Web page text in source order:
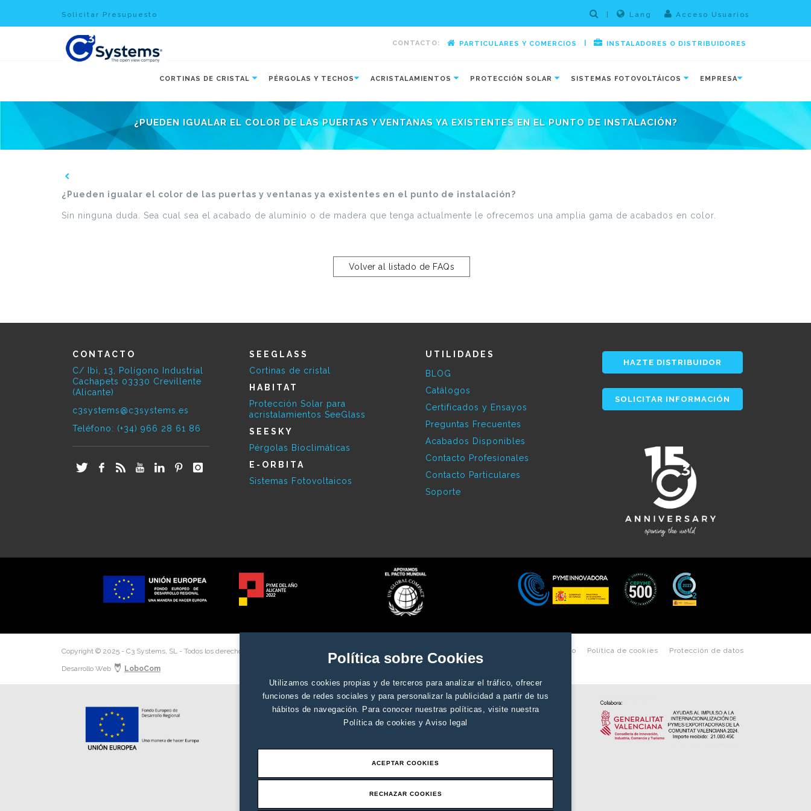
Política sobre Cookies
Utilizamos cookies propias y de terceros para analizar el tráfico, ofrecer
funciones de redes sociales y para personalizar la publicidad a partir de tus
hábitos de navegación. Para conocer nuestras políticas, visite nuestra
Política de cookiesyAviso legal
ACEPTAR COOKIES
RECHAZAR COOKIES
Solicitar Presupuesto Acceso Usuarios
Lang
CONTACTO: PARTICULARES Y COMERCIOS INSTALADORES O DISTRIBUIDORES
CORTINAS DE CRISTAL PÉRGOLAS Y TECHOS ACRISTALAMIENTOS PROTECCIÓN SOLAR SISTEMAS FOTOVOLTÁICOS EMPRESA
¿PUEDEN IGUALAR EL COLOR DE LAS PUERTAS Y VENTANAS YA EXISTENTES EN EL PUNTO DE INSTALACIÓN?
¿Pueden igualar el color de las puertas y ventanas ya existentes en el punto de instalación?
Sin ninguna duda. Sea cual sea el acabado de aluminio o de madera que tenga actualmente le ofrecemos una amplia gama de acabados en color.
Volver al listado de FAQs
CONTACTO
C/ Ibi, 13, Polígono Industrial
Cachapets 03330 Crevillente
(Alicante)
c3systems@c3systems.es
Teléfono: (+34) 966 28 61 86
SEEGLASS
Cortinas de cristal
HABITAT
Protección Solar para
acristalamientos SeeGlass
SEESKY
Pérgolas Bioclimáticas
E-ORBITA
Sistemas Fotovoltaicos
UTILIDADES
BLOG
Catálogos
Certificados y Ensayos
Preguntas Frecuentes
Acabados Disponibles
Contacto Profesionales
Contacto Particulares
Soporte
HAZTE DISTRIBUIDOR
SOLICITAR INFORMACIÓN
Copyright © 2025 - C3 Systems, SL - Todos los derechos reservados
Desarrollo Web LoboCom
Protección de datos
Política de cookies
Aviso legal y condiciones generales de uso